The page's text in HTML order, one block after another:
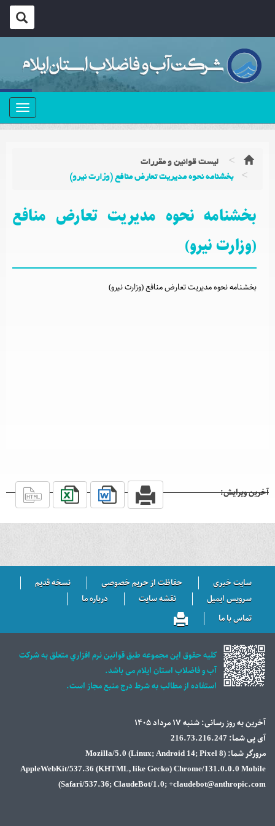
منو
لیست قوانین و مقررات
بخشنامه نحوه مدیریت تعارض منافع (وزارت نیرو)
بخشنامه نحوه مدیریت تعارض منافع
(وزارت نیرو)
بخشنامه نحوه مدیریت تعارض منافع (وزارت نیرو)
آخرین ویرایش:
سایت خبری حفاظت از حریم خصوصی
نسخه قدیم
سرویس ایمیل
نقشه سایت
درباره ما
تماس با ما
كليه حقوق اين مجموعه طبق قوانين نرم افزاري متعلق به شركت
آب و فاضلاب استان ايلام می باشد.
استفاده از مطالب به شرط درج منبع مجاز است.
آخرین به روز رسانی: شنبه ۱۷ مرداد ۱۴۰۵
آی پی شما: 216.73.216.247
مرورگر شما: Mozilla/5.0 (Linux; Android 14; Pixel 8)
AppleWebKit/537.36 (KHTML, like Gecko) Chrome/131.0.0.0 Mobile
Safari/537.36; ClaudeBot/1.0; +claudebot@anthropic.com)